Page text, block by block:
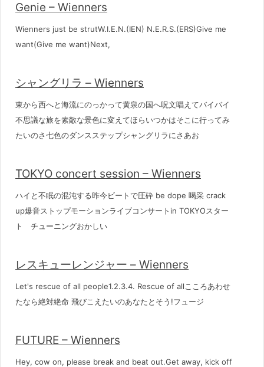
Genie – Wienners
Wienners just be strutW.I.E.N.(IEN) N.E.R.S.(ERS)Give me
want(Give me want)Next,
シャングリラ – Wienners
東から西へと海流にのっかって黄泉の国へ呪文唱えてバイバイ
不思議な旅を素敵な景色に変えてほらいつかはそこに行ってみ
たいのさ七色のダンスステップシャングリラにさあお
TOKYO concert session – Wienners
ハイと不眠の混沌する昨今ビートで圧砕 be dope 喝采 crack
up爆音ストップモーションライブコンサートin TOKYOスター
ト チューニングおかしい
レスキューレンジャー – Wienners
Let's rescue of all people1.2.3.4. Rescue of allこころあわせ
たなら絶対絶命 飛びこえたいのあなたとそう!フュージ
FUTURE – Wienners
Hey, cow on, please break and beat out.Get away, kick off